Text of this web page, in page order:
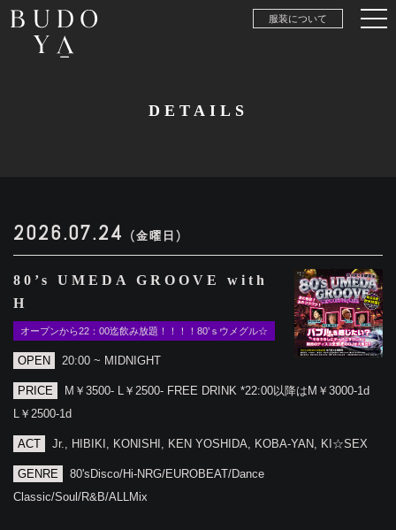
服装について
DETAILS
2026.07.24 (金曜日)
80’s UMEDA GROOVE with
H
オープンから22：00迄飲み放題！！！！80’ｓウメグル☆
OPEN 20:00 ~ MIDNIGHT
PRICE
M￥3500- L￥2500- FREE DRINK *22:00以降はM￥3000-1d
L￥2500-1d
ACT Jr., HIBIKI, KONISHI, KEN YOSHIDA, KOBA-YAN, KI☆SEX
GENRE
80'sDisco/Hi-NRG/EUROBEAT/Dance
Classic/Soul/R&B/ALLMix